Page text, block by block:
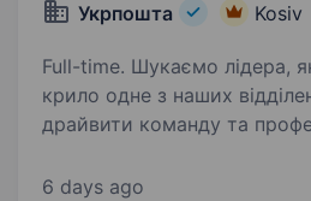
Укрпошта Kosiv
Full-time. Шукаємо лідера, який візьме під
крило одне з наших
драйвити команду та
роль у команді: Керувати роботою відділення
6 days ago